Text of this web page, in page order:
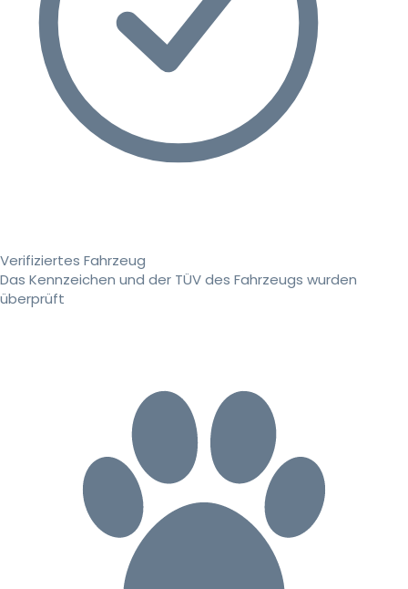
Verifiziertes Fahrzeug
Das Kennzeichen und der TÜV des Fahrzeugs wurden
überprüft